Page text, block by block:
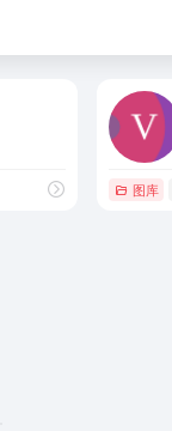
图库